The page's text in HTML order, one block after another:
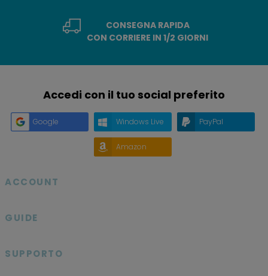
CONSEGNA RAPIDA
CON CORRIERE IN 1/2 GIORNI
Accedi con il tuo social preferito
Google Windows Live PayPal
Amazon
ACCOUNT
GUIDE
SUPPORTO